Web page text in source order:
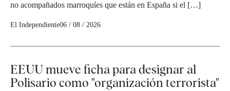
no acompañados marroquíes que están en España si el […]
El Independiente06 / 08 / 2026
EEUU mueve ficha para designar al
Polisario como "organización terrorista"